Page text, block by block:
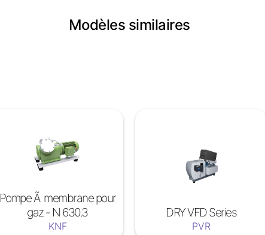
Modèles similaires
Pompe Ã membrane pour
gaz - N 630.3
KNF
DRY VFD Series
PVR